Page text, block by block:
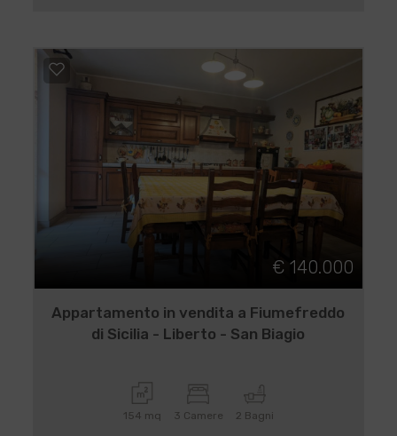
€ 140.000
Appartamento in vendita a Fiumefreddo
di Sicilia - Liberto - San Biagio
154 mq 3 Camere 2 Bagni